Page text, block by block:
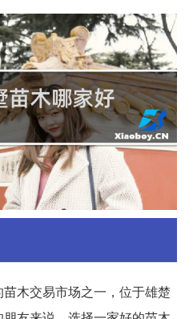
木交易市场之一，位于雄楚